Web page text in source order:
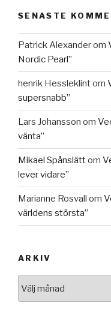
SENASTE
Patrick Alexanderom
Nordic Pearl”
henrik Hessleklintom
supersnabb”
Lars Johansson om
vänta”
Mikael Spånslättom
lever vidare”
Marianne Rosvall om
världens största”
ARKIV